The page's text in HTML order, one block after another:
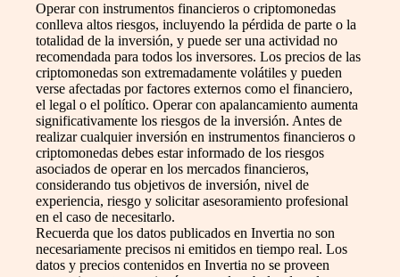
Operar con instrumentos financieros o criptomonedas
conlleva altos riesgos, incluyendo la pérdida de parte o la
totalidad de la inversión, y puede ser una actividad no
recomendada para todos los inversores. Los precios de las
criptomonedas son extremadamente volátiles y pueden
verse afectadas por factores externos como el financiero,
el legal o el político. Operar con apalancamiento aumenta
significativamente los riesgos de la inversión. Antes de
realizar cualquier inversión en instrumentos financieros o
criptomonedas debes estar informado de los riesgos
asociados de operar en los mercados financieros,
considerando tus objetivos de inversión, nivel de
experiencia, riesgo y solicitar asesoramiento profesional
en el caso de necesitarlo.
Recuerda que los datos publicados en Invertia no son
necesariamente precisos ni emitidos en tiempo real. Los
datos y precios contenidos en Invertia no se proveen